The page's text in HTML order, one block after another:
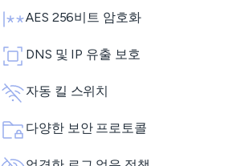
AES 256비트 암호화
DNS 및 IP 유출 보호
자동 킬 스위치
다양한 보안 프로토콜